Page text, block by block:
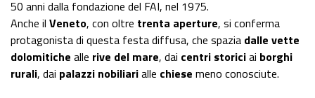
50 anni dalla fondazione del FAI, nel 1975.
Anche il Veneto, con oltre trenta aperture, si conferma
protagonista di questa festa diffusa, che spazia dalle vette
dolomitiche alle rive del mare, dai centri storiciai borghi
rurali, dai palazzi nobiliarialle chiese meno conosciute.